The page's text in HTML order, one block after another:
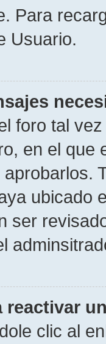
Para
Usuario.
foro tal
en el
ubicado
ser
reactivar
clic al